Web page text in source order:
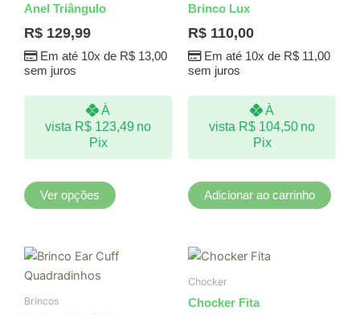
Anel Triângulo
R$ 129,99
Em até 10x de R$13,00
sem juros
À
vista R$123,49 no
Pix
Ver opções
As
podem
escolhidas
do
Brinco Lux
R$ 110,00
Em até 10x de R$11,00
sem juros
À
vista R$104,50 no
Pix
Adicionar ao carrinho
Brincos
Chocker
Chocker Fita